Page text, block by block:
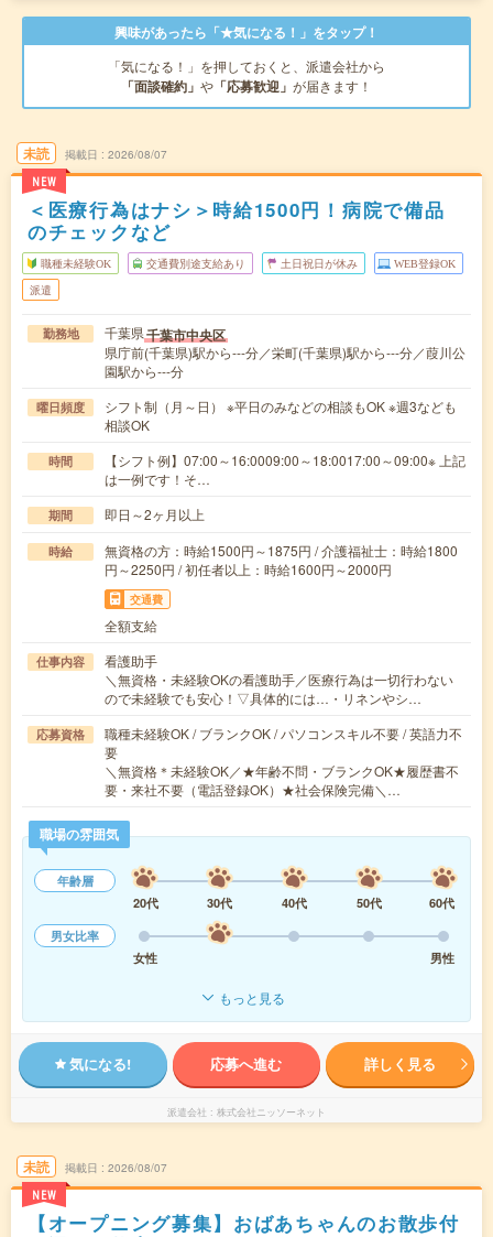
興味があったら「★気になる！」をタップ！
「気になる！」を押しておくと、派遣会社から
「面談確約」 や 「応募歓迎」 が届きます！
未読
NEW
掲載日 2026/08/07
＜医療行為はナシ＞時給1500円！病院で備品
のチェックなど
職種未経験OK 交通費別途支給あり 土日祝日が休み WEB登録OK
派遣
勤務地 千葉県千葉市中央区
県庁前(千葉県)駅から---分／栄町(千葉県)駅から---分／葭川公
園駅から---分
曜日頻度
シフト制（月～日） ※平日のみなどの相談もOK ※週3なども
相談OK
時間
【シフト例】07:00～16:0009:00～18:0017:00～09:00※ 上記
は一例です！そ…
期間 即日～2ヶ月以上
時給
無資格の方：時給1500円～1875円 / 介護福祉士：時給1800
円～2250円 / 初任者以上：時給1600円～2000円
交通費
全額支給
仕事内容
看護助手
＼無資格・未経験OKの看護助手／医療行為は一切行わない
ので未経験でも安心！▽具体的には…・リネンやシ…
応募資格
職種未経験OK / ブランクOK / パソコンスキル不要 / 英語力不
要
＼無資格＊未経験OK／★年齢不問・ブランクOK★履歴書不
要・来社不要（電話登録OK）★社会保険完備＼…
職場の雰囲気
年齢層
20代
30代 40代 50代
60代
男女比率
女性
男性
もっと見る
気になる! 応募へ進む 詳しく見る
派遣会社 株式会社ニッソーネット
未読
NEW
掲載日 2026/08/07
【オープニング募集】おばあちゃんのお散歩付